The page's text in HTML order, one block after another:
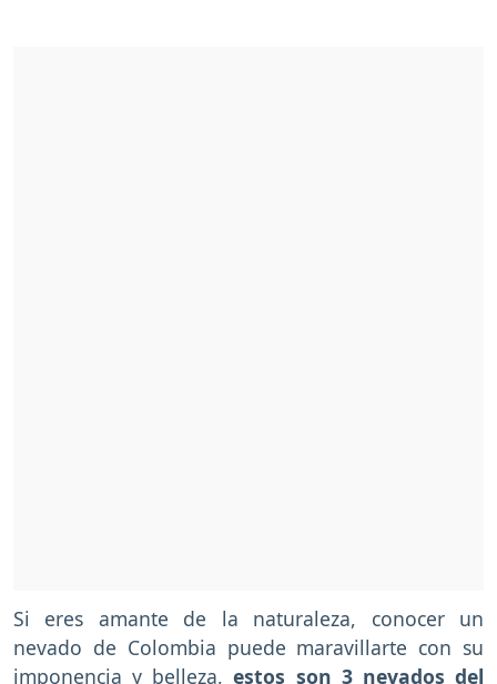
Si eres amante de la naturaleza, conocer un
nevado de Colombia puede maravillarte con su
imponencia y belleza, estos son 3 nevados del